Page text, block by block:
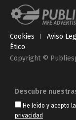
Cookies I Aviso
Ético
Copyright ©
Descubre
He leído y acepto
privacidad